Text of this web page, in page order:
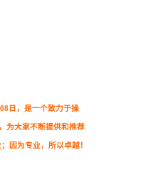
日，是一个致力于操
为大家不断提供和推荐
因为专业，所以卓越！